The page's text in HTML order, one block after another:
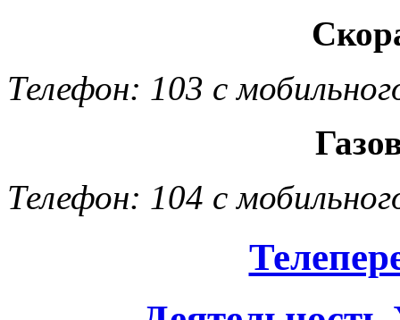
Телефон: 103 с
Телефон: 104 с